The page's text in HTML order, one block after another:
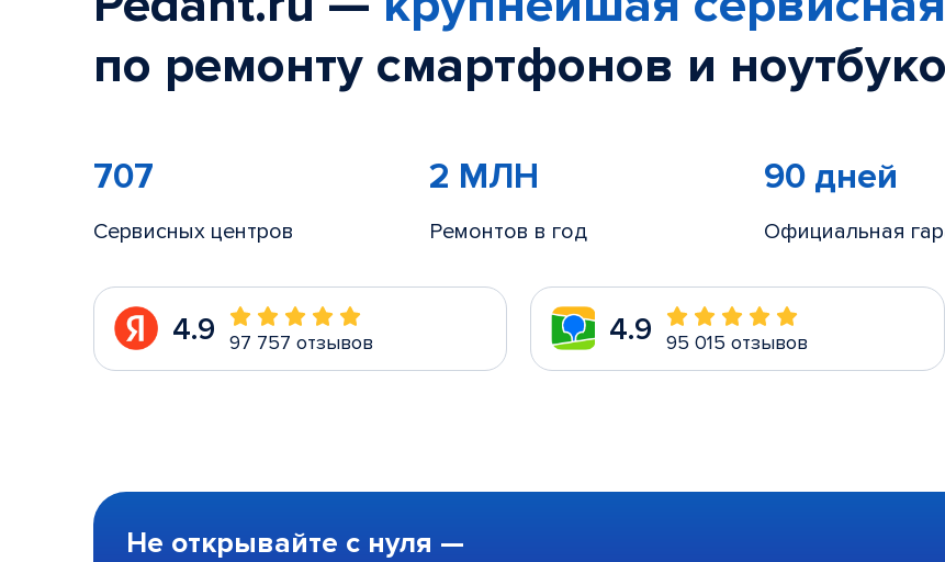
по ремонту смартфонов и
707
Сервисных центров
2 МЛН
Ремонтов в год
90 дней
Официальная
4.9 97 757 отзывов 4.9 95 015 отзывов
Не открывайте с нуля —